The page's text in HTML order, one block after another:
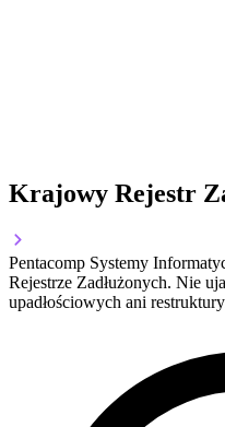
Krajowy Rejestr
Pentacomp Systemy
Rejestrze Zadłużonych. Nie
upadłościowych ani